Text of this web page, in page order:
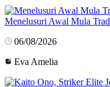
Menelusuri Awal Mula
06/08/2026
Eva Amelia